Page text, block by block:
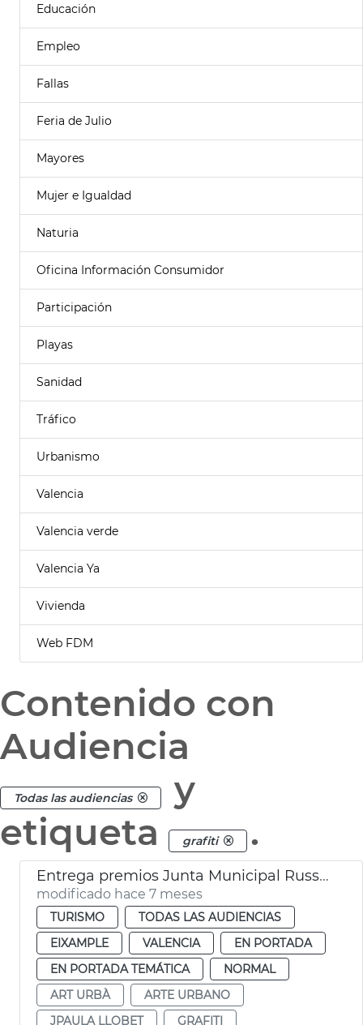
Educación
Empleo
Fallas
Feria de Julio
Mayores
Mujer e Igualdad
Naturia
Oficina Información Consumidor
Participación
Playas
Sanidad
Tráfico
Urbanismo
Valencia
Valencia verde
Valencia Ya
Vivienda
Web FDM
Contenido con
Audiencia
Todas las audiencias
y
etiqueta
grafiti .
Entrega premios Junta Municipal Russafa 2025
modificado hace 7 meses
TURISMO
TODAS LAS AUDIENCIAS
EIXAMPLE
VALENCIA
EN PORTADA
EN PORTADA TEMÁTICA
NORMAL
ART URBÀ
ARTE URBANO
JPAULA LLOBET
GRAFITI